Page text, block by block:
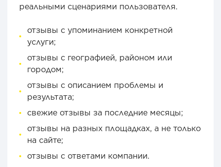
реальными сценариями пользователя.
отзывы с упоминанием конкретной
услуги;
отзывы с географией, районом или
городом;
отзывы с описанием проблемы и
результата;
свежие отзывы за последние месяцы;
отзывы на разных площадках, а не только
на сайте;
отзывы с ответами компании.